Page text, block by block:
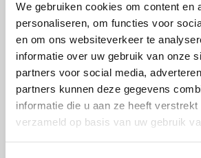
We gebruiken cookies om content en
personaliseren, om functies voor
en om ons websiteverkeer te
informatie over uw gebruik van onze
partners voor social media,
partners kunnen deze gegevens
informatie die u aan ze heeft verstrekt
verzameld op basis van uw gebruik